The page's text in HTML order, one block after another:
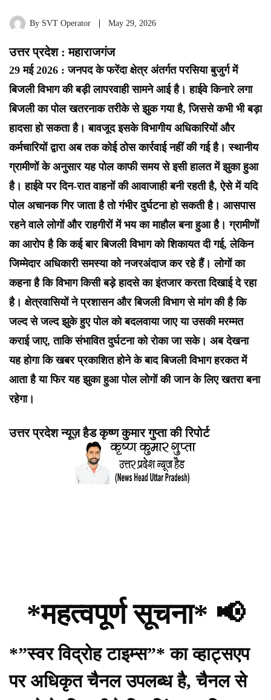
By SVT Operator May 29, 2026
उत्तर प्रदेश : महाराजगंज
29 मई 2026 : जनपद के फरेंदा क्षेत्र अंतर्गत परसिया बुजुर्ग में
बिजली विभाग की बड़ी लापरवाही सामने आई है। हाईवे किनारे लगा
बिजली का पोल खतरनाक तरीके से झुक गया है, जिससे कभी भी बड़ा
हादसा हो सकता है। बावजूद इसके विभागीय अधिकारियों और
कर्मचारियों द्वारा अब तक कोई ठोस कार्रवाई नहीं की गई है। स्थानीय
ग्रामीणों के अनुसार यह पोल काफी समय से इसी हालत में झुका हुआ
है। हाईवे पर दिन-रात वाहनों की आवाजाही बनी रहती है, ऐसे में यदि
पोल अचानक गिर जाता है तो गंभीर दुर्घटना हो सकती है। आसपास
रहने वाले लोगों और राहगीरों में भय का माहौल बना हुआ है। ग्रामीणों
का आरोप है कि कई बार बिजली विभाग को शिकायत दी गई, लेकिन
जिम्मेदार अधिकारी समस्या को नजरअंदाज कर रहे हैं। लोगों का
कहना है कि विभाग किसी बड़े हादसे का इंतजार करता दिखाई दे रहा
है। क्षेत्रवासियों ने प्रशासन और बिजली विभाग से मांग की है कि
जल्द से जल्द झुके हुए पोल को बदलवाया जाए या उसकी मरम्मत
कराई जाए, ताकि संभावित दुर्घटना को रोका जा सके। अब देखना
यह होगा कि खबर प्रकाशित होने के बाद बिजली विभाग हरकत में
आता है या फिर यह झुका हुआ पोल लोगों की जान के लिए खतरा बना
रहेगा।
उत्तर प्रदेश न्यूज़ हैड कृष्ण कुमार गुप्ता की रिपोर्ट
*महत्वपूर्ण सूचना* 📢
*”स्वर विद्रोह टाइम्स”* का व्हाट्सएप
पर अधिकृत चैनल उपलब्ध है, चैनल से